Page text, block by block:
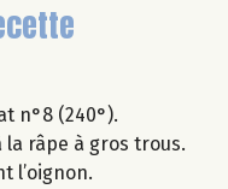
n°8 (240°).
la râpe à gros trous.
l’oignon.